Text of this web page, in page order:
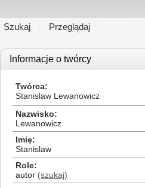
Szukaj Przeglądaj
Informacje o twórcy
Twórca
Stanislaw Lewanowicz
Nazwisko
Lewanowicz
Imię
Stanislaw
Role
autor (szukaj)